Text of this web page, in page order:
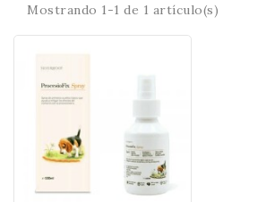
Mostrando 1-1 de 1 artículo(s)